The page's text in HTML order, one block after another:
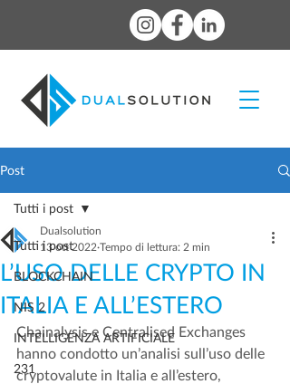
Post
Tutti i post
BLOCKCHAIN
NIS 2
INTELLIGENZA ARTIFICIALE
231
Tutti i post
L’USO DELLE CRYPTO IN
ITALIA E ALL’ESTERO
Dualsolution
13 ott 2022 Tempo di lettura: 2 min
Chainalysis e Centralised Exchanges
hanno condotto un’analisi sull’uso delle
cryptovalute in Italia e all’estero,